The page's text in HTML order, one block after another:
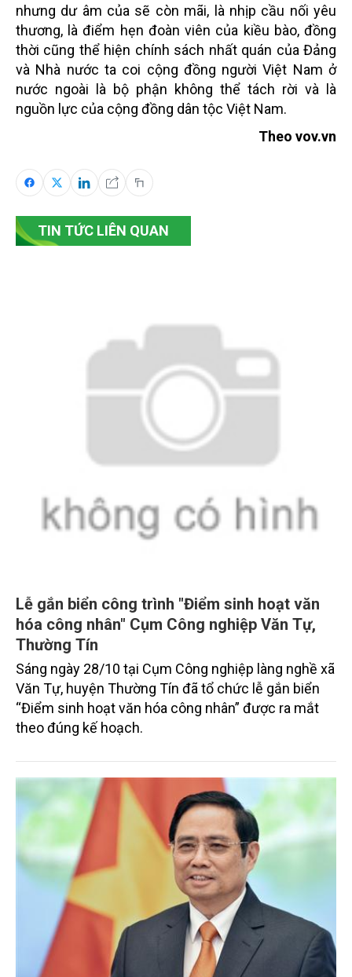
nhưng dư âm của sẽ còn mãi, là nhịp cầu nối yêu
thương, là điểm hẹn đoàn viên của kiều bào, đồng
thời cũng thể hiện chính sách nhất quán của Đảng
và Nhà nước ta coi cộng đồng người Việt Nam ở
nước ngoài là bộ phận không thể tách rời và là
nguồn lực của cộng đồng dân tộc Việt Nam.
Theo vov.vn
TIN TỨC LIÊN QUAN
Lễ gắn biển công trình "Điểm sinh hoạt văn
hóa công nhân" Cụm Công nghiệp Văn Tự,
Thường Tín
Sáng ngày 28/10 tại Cụm Công nghiệp làng nghề xã
Văn Tự, huyện Thường Tín đã tổ chức lễ gắn biển
“Điểm sinh hoạt văn hóa công nhân” được ra mắt
theo đúng kế hoạch.